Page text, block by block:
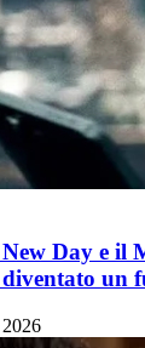
Day e il
un